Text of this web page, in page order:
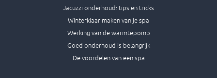
Jacuzzi onderhoud: tips en tricks
Winterklaar maken van je spa
Werking van de warmtepomp
Goed onderhoud is belangrijk
De voordelen van een spa